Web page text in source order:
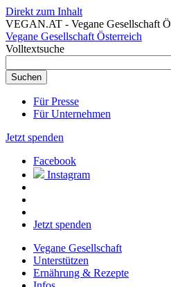
Direkt zum Inhalt
VEGAN.AT - Vegane Gesellschaft
Vegane Gesellschaft Österreich
Volltextsuche
Für Presse
Für Unternehmen
Jetzt spenden
Facebook
Instagram
Jetzt spenden
Vegane Gesellschaft
Unterstützen
Ernährung & Rezepte